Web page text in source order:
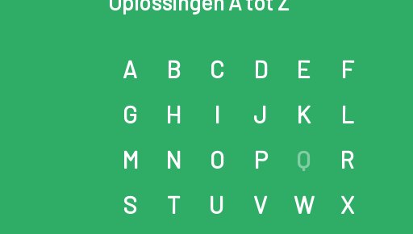
A B C D E
F
G
H I J K
L
M
N O P Q
R
S
T U V W
X